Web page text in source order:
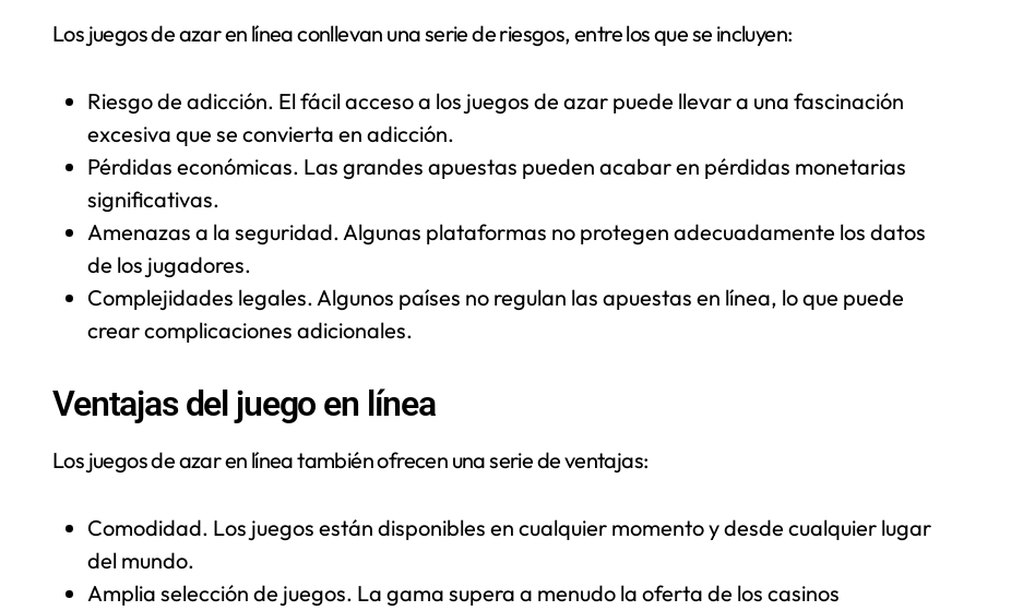
Los juegos de azar en línea conllevan una serie de riesgos, entre los que se incluyen:
Riesgo de adicción. El fácil acceso a los juegos de azar puede llevar a una fascinación
excesiva que se convierta en adicción.
Pérdidas económicas. Las grandes apuestas pueden acabar en pérdidas monetarias
significativas.
Amenazas a la seguridad. Algunas plataformas no protegen adecuadamente los datos
de los jugadores.
Complejidades legales. Algunos países no regulan las apuestas en línea, lo que puede
crear complicaciones adicionales.
Ventajas del juego en línea
Los juegos de azar en línea también ofrecen una serie de ventajas:
Comodidad. Los juegos están disponibles en cualquier momento y desde cualquier lugar
del mundo.
Amplia selección de juegos. La gama supera a menudo la oferta de los casinos